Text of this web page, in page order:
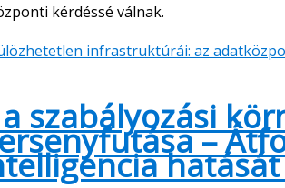
kérdéssé válnak.
infrastruktúrái: az
szabályozási
–
hatását